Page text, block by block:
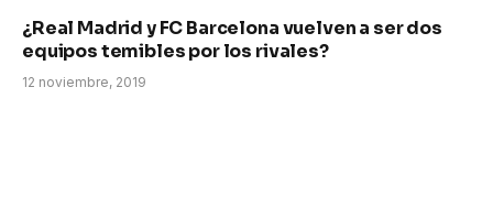
¿Real Madrid y FC Barcelona vuelven a ser dos
equipos temibles por los rivales?
12 noviembre, 2019